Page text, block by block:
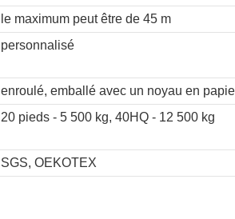
le maximum peut être de 45 m
personnalisé
enroulé, emballé avec un noyau en
20 pieds - 5 500 kg, 40HQ - 12 500 kg
SGS, OEKOTEX